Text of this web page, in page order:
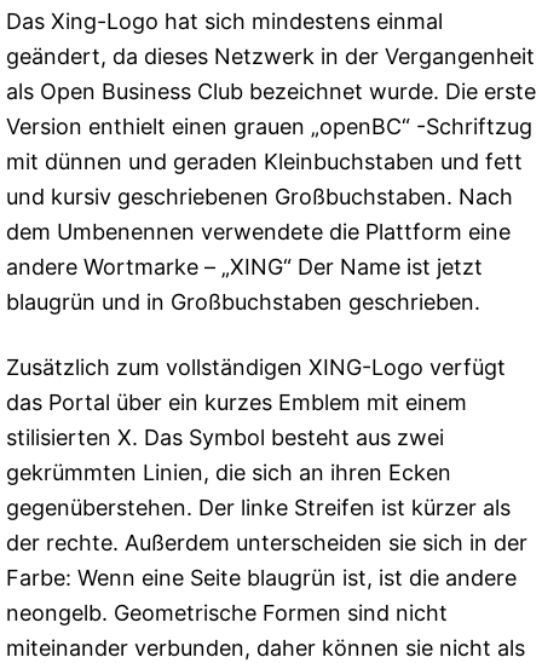
Das Xing-Logo hat sich mindestens einmal
geändert, da dieses Netzwerk in der Vergangenheit
als Open Business Club bezeichnet wurde. Die erste
Version enthielt einen grauen „openBC“ -Schriftzug
mit dünnen und geraden Kleinbuchstaben und fett
und kursiv geschriebenen Großbuchstaben. Nach
dem Umbenennen verwendete die Plattform eine
andere Wortmarke – „XING“ Der Name ist jetzt
blaugrün und in Großbuchstaben geschrieben.
Zusätzlich zum vollständigen XING-Logo verfügt
das Portal über ein kurzes Emblem mit einem
stilisierten X. Das Symbol besteht aus zwei
gekrümmten Linien, die sich an ihren Ecken
gegenüberstehen. Der linke Streifen ist kürzer als
der rechte. Außerdem unterscheiden sie sich in der
Farbe: Wenn eine Seite blaugrün ist, ist die andere
neongelb. Geometrische Formen sind nicht
miteinander verbunden, daher können sie nicht als